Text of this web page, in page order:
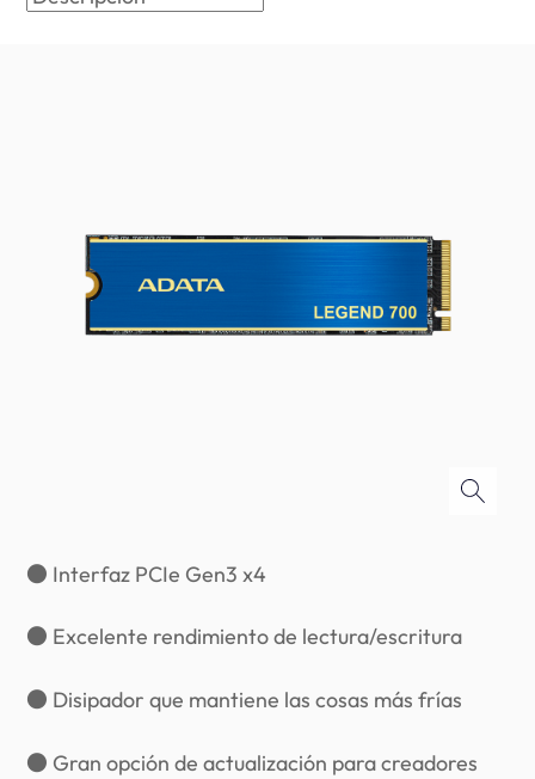
● Interfaz PCIe Gen3 x4
● Excelente rendimiento de lectura/escritura
● Disipador que mantiene las cosas más frías
● Gran opción de actualización para creadores